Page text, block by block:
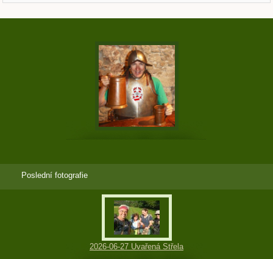
Poslední fotografie
2026-06-27 Uvařená Střela